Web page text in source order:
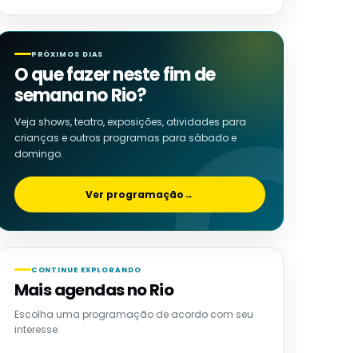
PRÓXIMOS DIAS
O que fazer neste fim de
semana no Rio?
Veja shows, teatro, exposições, atividades para
crianças e outros programas para sábado e
domingo.
Ver programação→
CONTINUE EXPLORANDO
Mais agendas no Rio
Escolha uma programação de acordo com seu
interesse.